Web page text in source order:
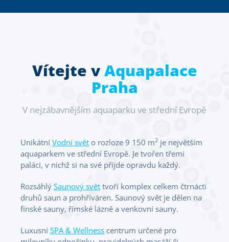
Vítejte vAquapalace
Praha
V nejzábavnějším aquaparku ve střední Evropě
Unikátní Vodní svět o rozloze 9 150 m2 je největším
aquaparkem ve střední Evropě. Je tvořen třemi
paláci, v nichž si na své přijde opravdu každý.
Rozsáhlý Saunový svět tvoří komplex celkem čtrnácti
druhů saun a prohříváren. Saunový svět je dělen na
finské sauny, římské lázně a venkovní sauny.
Luxusní SPA & Wellness centrum určené pro